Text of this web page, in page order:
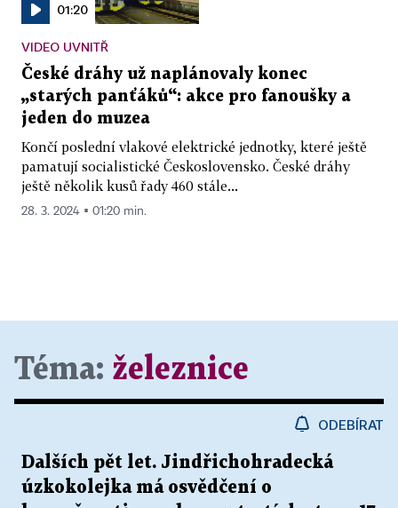
01:20
VIDEO UVNITŘ
České dráhy už naplánovaly konec
„starých panťáků“: akce pro fanoušky a
jeden do muzea
Končí poslední vlakové elektrické jednotky, které ještě
pamatují socialistické Československo. České dráhy
ještě několik kusů řady 460 stále...
28. 3. 2024 ▪ 01:20 min.
Téma: železnice
ODEBÍRAT
Dalších pět let. Jindřichohradecká
úzkokolejka má osvědčení o